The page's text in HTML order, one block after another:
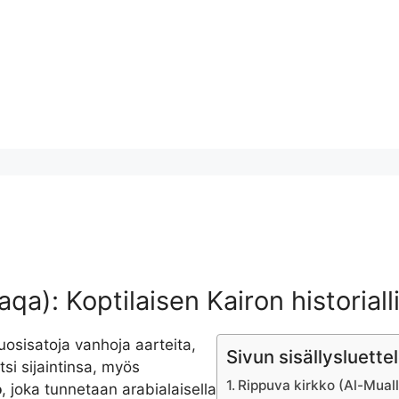
Koptilaisen Kairon
Sivun
Rippuva kirkko (Al-
vanhoja aarteita,
sijaintinsa, myös
, joka tunnetaan arabialaisella